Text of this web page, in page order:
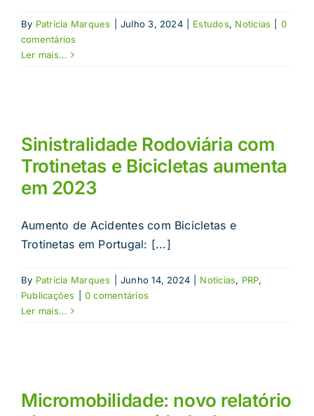
By Patrícia Marques Julho 3, 2024 Estudos, Notícias
0
comentários
Ler mais...
Sinistralidade Rodoviária com
Trotinetas e Bicicletas aumenta
em 2023
Aumento de Acidentes com Bicicletas e
Trotinetas em Portugal: [...]
By Patrícia Marques Junho 14, 2024 Notícias, PRP,
Publicações
0 comentários
Ler mais...
Micromobilidade: novo relatório